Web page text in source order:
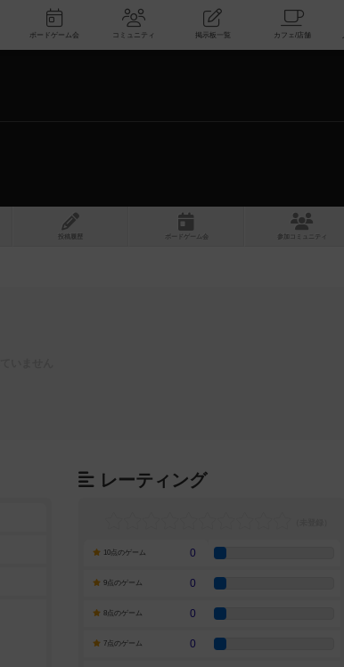
新着レビュー ボードゲーム会 コミュニティ 掲示板一覧
投稿履歴 ボ ドゲ ーム コミュニティ
レーティング
10点のゲーム 0
9点のゲーム 0
8点のゲーム 0
7点のゲーム 0